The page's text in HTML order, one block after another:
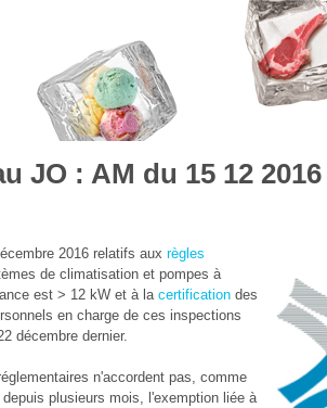
JO : AM du 15 12
2016 relatifs auxrègles
de climatisation et pompes à
est > 12 kW et à lacertification des
en charge de ces inspections
décembre dernier.
n'accordent pas, comme
depuis plusieurs mois, l'exemption liée à